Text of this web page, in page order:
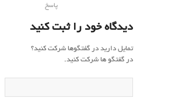
پاسخ
دیدگاه خود را ثبت کنید
تمایل دارید در گفتگوها شرکت کنید؟
در گفتگو ها شرکت کنید.